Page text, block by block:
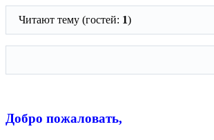
Читают тему (гостей: 1)
Добро пожаловать,